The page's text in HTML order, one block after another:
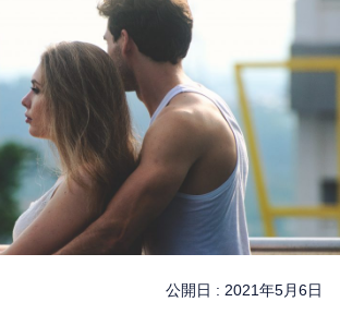
占い師 キャンペーン
恋の行方
彼氏 片思い 結婚
公開日 : 2021年5月6日